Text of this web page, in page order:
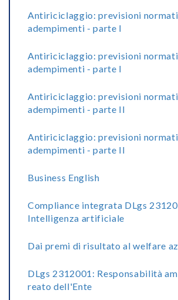
Antiriciclaggio: previsioni
adempimenti - parte I
Antiriciclaggio: previsioni
adempimenti - parte I
Antiriciclaggio: previsioni
adempimenti - parte II
Antiriciclaggio: previsioni
adempimenti - parte II
Business English
Compliance integrata DLgs
Intelligenza artificiale
Dai premi di risultato al welfare
DLgs 2312001: Responsabilità
reato dell'Ente